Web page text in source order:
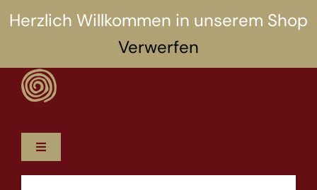
Herzlich Willkommen in unserem Shop
Verwerfen
Inhalt
Toggle